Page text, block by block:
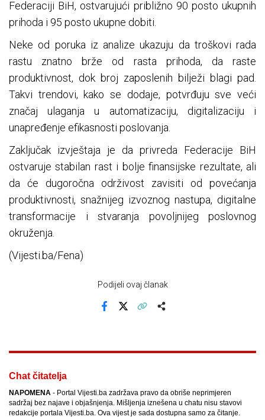
Federaciji BiH, ostvarujući približno 90 posto ukupnih
prihoda i 95 posto ukupne dobiti.
Neke od poruka iz analize ukazuju da troškovi rada
rastu znatno brže od rasta prihoda, da raste
produktivnost, dok broj zaposlenih bilježi blagi pad.
Takvi trendovi, kako se dodaje, potvrđuju sve veći
značaj ulaganja u automatizaciju, digitalizaciju i
unapređenje efikasnosti poslovanja.
Zaključak izvještaja je da privreda Federacije BiH
ostvaruje stabilan rast i bolje finansijske rezultate, ali
da će dugoročna održivost zavisiti od povećanja
produktivnosti, snažnijeg izvoznog nastupa, digitalne
transformacije i stvaranja povoljnijeg poslovnog
okruženja.
(Vijesti.ba/Fena)
Podijeli ovaj članak
Chat čitatelja
NAPOMENA - Portal Vijesti.ba zadržava pravo da obriše neprimjeren
sadržaj bez najave i objašnjenja. Mišljenja iznešena u chatu nisu stavovi
redakcije portala Vijesti.ba. Ova vijest je sada dostupna samo za čitanje.